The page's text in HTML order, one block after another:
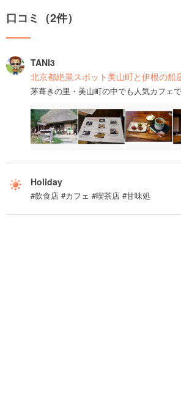
口コミ（2件）
TANI3
北京都絶景スポット美山町と伊根の船
茅葺きの里・美山町の中でも人気カフェ
Holiday
#飲食店 #カフェ #喫茶店 #甘味処